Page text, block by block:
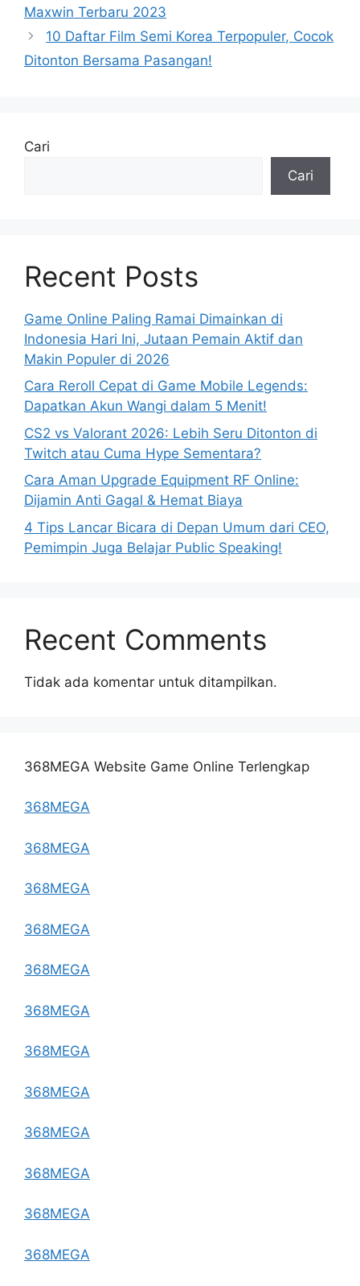
Maxwin Terbaru 2023
10 Daftar Film Semi Korea Terpopuler, Cocok
Ditonton Bersama Pasangan!
Cari
Cari
Recent Posts
Game Online Paling Ramai Dimainkan di
Indonesia Hari Ini, Jutaan Pemain Aktif dan
Makin Populer di 2026
Cara Reroll Cepat di Game Mobile Legends:
Dapatkan Akun Wangi dalam 5 Menit!
CS2 vs Valorant 2026: Lebih Seru Ditonton di
Twitch atau Cuma Hype Sementara?
Cara Aman Upgrade Equipment RF Online:
Dijamin Anti Gagal & Hemat Biaya
4 Tips Lancar Bicara di Depan Umum dari CEO,
Pemimpin Juga Belajar Public Speaking!
Recent Comments
Tidak ada komentar untuk ditampilkan.
368MEGA Website Game Online Terlengkap
368MEGA
368MEGA
368MEGA
368MEGA
368MEGA
368MEGA
368MEGA
368MEGA
368MEGA
368MEGA
368MEGA
368MEGA